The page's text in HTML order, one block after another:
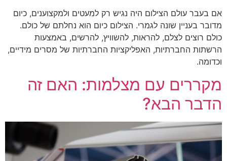
אם בעבר עולם הצילום היה נגיש רק למעטים ולמקצוענים, כיום
מדובר בעניין שונה לגמרי. הצילום כיום הוא נחלתם של כולם.
כולם רוצים לצלם, להראות, להשוויץ, להרשים, באמצעות
הרשתות החברתיות, האפליקציות החברתיות של מסרים מידיים,
וכדומה.
מקררים עם מצלמות: האם זה
הדבר הבא?